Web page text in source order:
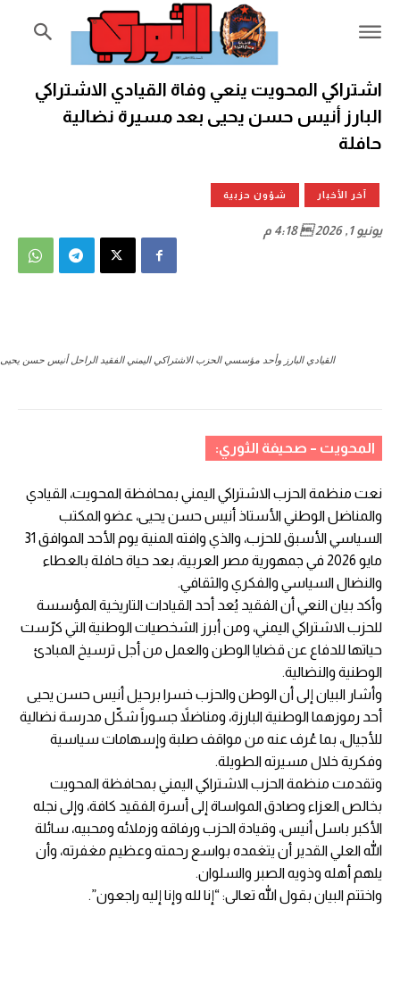
اشتراكي المحويت ينعي وفاة القيادي الاشتراكي
البارز أنيس حسن يحيى بعد مسيرة نضالية
حافلة
آخر الأخبار شؤون حزبية
يونيو 1, 2026  4:18 م
القيادي البارز وأحد مؤسسي الحزب الاشتراكي اليمني الفقيد الراحل أنيس حسن يحيى
المحويت – صحيفة الثوري:
نعت منظمة الحزب الاشتراكي اليمني بمحافظة المحويت، القيادي
والمناضل الوطني الأستاذ أنيس حسن يحيى، عضو المكتب
السياسي الأسبق للحزب، والذي وافته المنية يوم الأحد الموافق 31
مايو 2026 في جمهورية مصر العربية، بعد حياة حافلة بالعطاء
والنضال السياسي والفكري والثقافي.
وأكد بيان النعي أن الفقيد يُعد أحد القيادات التاريخية المؤسسة
للحزب الاشتراكي اليمني، ومن أبرز الشخصيات الوطنية التي كرّست
حياتها للدفاع عن قضايا الوطن والعمل من أجل ترسيخ المبادئ
الوطنية والنضالية.
وأشار البيان إلى أن الوطن والحزب خسرا برحيل أنيس حسن يحيى
أحد رموزهما الوطنية البارزة، ومناضلاً جسوراً شكّل مدرسة نضالية
للأجيال، بما عُرف عنه من مواقف صلبة وإسهامات سياسية
وفكرية خلال مسيرته الطويلة.
وتقدمت منظمة الحزب الاشتراكي اليمني بمحافظة المحويت
بخالص العزاء وصادق المواساة إلى أسرة الفقيد كافة، وإلى نجله
الأكبر باسل أنيس، وقيادة الحزب ورفاقه وزملائه ومحبيه، سائلة
الله العلي القدير أن يتغمده بواسع رحمته وعظيم مغفرته، وأن
يلهم أهله وذويه الصبر والسلوان.
واختتم البيان بقول الله تعالى: “إنا لله وإنا إليه راجعون”.